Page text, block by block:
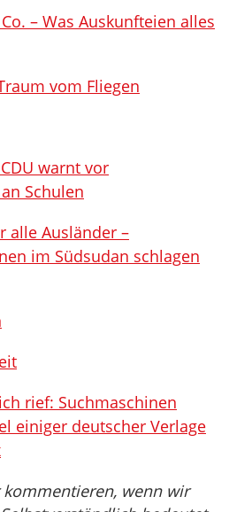
– Was Auskunfteien alles
vom Fliegen
warnt vor
Schulen
alle Ausländer –
im Südsudan schlagen
rief: Suchmaschinen
einiger deutscher Verlage
wenn wir